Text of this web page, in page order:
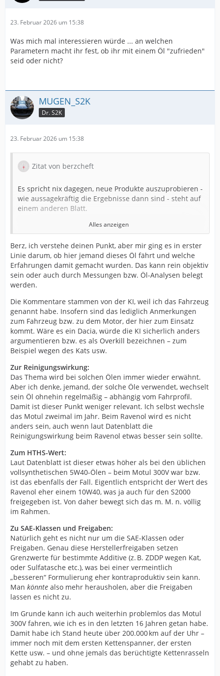
23. Februar 2026 um 15:38
Was mich mal interessieren würde ... an welchen
Parametern macht ihr fest, ob ihr mit einem Öl "zufrieden"
seid oder nicht?
MUGEN_S2K
Dr. S2K
23. Februar 2026 um 15:38
Zitat von berzcheft
Es spricht nix dagegen, neue Produkte auszuprobieren -
wie aussagekräftig die Ergebnisse dann sind - steht auf
einem anderen Blatt.
Dafür müssen Langzeitergebnisse her. Insbesondere
wird immer vergessen, dass es nicht nur die SAE-Klasse
ist, nicht nur irgendwelche nackten Elementgehalte,
HTHS, usw. usf. - sondern alles sich gegenseitig
beeinflusst.
Man schließt vom Effekt einzelner
Komponenten/Eigenschaften auf das gesamte und ignoriert
Synergien oder Nebenwirkungen, die entstehen wenn man
additive zusammenkippt oder Grundöle austauscht.
Systemen, die das vorhandene „Wissen“ im Netz / KI
nicht erklären oder beantworten kann.
Es gibt Dinge, die über die Komplexität eines Dreisatzes
hinaus gehen!!!
Was auch schwierig ist, sind Scoring Kommentare wie:
Punkt für X, besser / schlechter etc.
Ich schätze das ist mit KI ausgearbeitet, aber mal paar
nüchterne Kommentare dazu.
Es kommt immer drauf an, was für ein Appetit das
Aggregat hat, um dann bewerten zu Können, ob Öl X
oder Y in diesem Punkt vorteilhafter wäre oder nicht.
Als Beispiel: ein HTHS Wert wird im Labor mit einem
kapillaren Scherviskometer gefahren. Dort herrscht nur
relativ geringer Druck !
Im Motor haben wir natürlich Drücke:
Bauteil Typischer Druck
Haupt- & Pleuellager 100-200 bar
Nocken/Lager/Stößelkontakt 2000-3000+ bar (Hertz’scher
Pressdruck)
Kolbenring/Zylinderwand 150-250 bar
(Ps. Diese Werte habe ich mit KI mir geben lassen,
formuliere seit Jahren kein Engine-Oil mehr. Werte mögen
als Bandbreite angesehen werden, allgemein)
Aber und interessanterweise, unter realem Lagerdruck
steigt die Viskosität 30-60% - über dem gemessenen
HTHS Wert.
Daher vorsichtig mit hoch, höher, am höchsten = geil!
Man benötigt sicher einen stabilen HTHS, um einen
Ölfilm-Abriss zu vermeiden und bisschen Puffer, aber es
muss nicht eine Superlative sein.
Ich wolle eigentlich nicht viel schreiben, aber ist halt
eine Berufskrankheit.
Alles anzeigen
Berz, ich verstehe deinen Punkt, aber mir ging es in erster
Linie darum, ob hier jemand dieses Öl fährt und welche
Erfahrungen damit gemacht wurden. Das kann rein objektiv
sein oder auch durch Messungen bzw. Öl-Analysen belegt
werden.
Die Kommentare stammen von der KI, weil ich das Fahrzeug
genannt habe. Insofern sind das lediglich Anmerkungen
zum Fahrzeug bzw. zu dem Motor, der hier zum Einsatz
kommt. Wäre es ein Dacia, würde die KI sicherlich anders
argumentieren bzw. es als Overkill bezeichnen – zum
Beispiel wegen des Kats usw.
Zur Reinigungswirkung:
Das Thema wird bei solchen Ölen immer wieder erwähnt.
Aber ich denke, jemand, der solche Öle verwendet, wechselt
sein Öl ohnehin regelmäßig – abhängig vom Fahrprofil.
Damit ist dieser Punkt weniger relevant. Ich selbst wechsle
das Motul zweimal im Jahr. Beim Ravenol wird es nicht
anders sein, auch wenn laut Datenblatt die
Reinigungswirkung beim Ravenol etwas besser sein sollte.
Zum HTHS-Wert:
Laut Datenblatt ist dieser etwas höher als bei den üblichen
vollsynthetischen 5W40-Ölen – beim Motul 300V war bzw.
ist das ebenfalls der Fall. Eigentlich entspricht der Wert des
Ravenol eher einem 10W40, was ja auch für den S2000
freigegeben ist. Von daher bewegt sich das m. M. n. völlig
im Rahmen.
Zu SAE-Klassen und Freigaben:
Natürlich geht es nicht nur um die SAE-Klassen oder
Freigaben. Genau diese Herstellerfreigaben setzen
Grenzwerte für bestimmte Additive (z. B. ZDDP wegen Kat,
oder Sulfatasche etc.), was bei einer vermeintlich
„besseren“ Formulierung eher kontraproduktiv sein kann.
Man könnte also mehr herausholen, aber die Freigaben
lassen es nicht zu.
Im Grunde kann ich auch weiterhin problemlos das Motul
300V fahren, wie ich es in den letzten 16 Jahren getan habe.
Damit habe ich Stand heute über 200.000 km auf der Uhr –
immer noch mit dem ersten Kettenspanner, der ersten
Kette usw. – und ohne jemals das berüchtigte Kettenrasseln
gehabt zu haben.